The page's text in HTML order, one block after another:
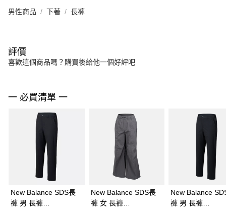
男性商品 下著 長褲
評價
喜歡這個商品嗎？購買後給他一個好評吧
一 必買清單 一
New Balance SDS長
褲 男 長褲
New Balance SDS長
褲 女 長褲
New Balance
褲 男 長褲